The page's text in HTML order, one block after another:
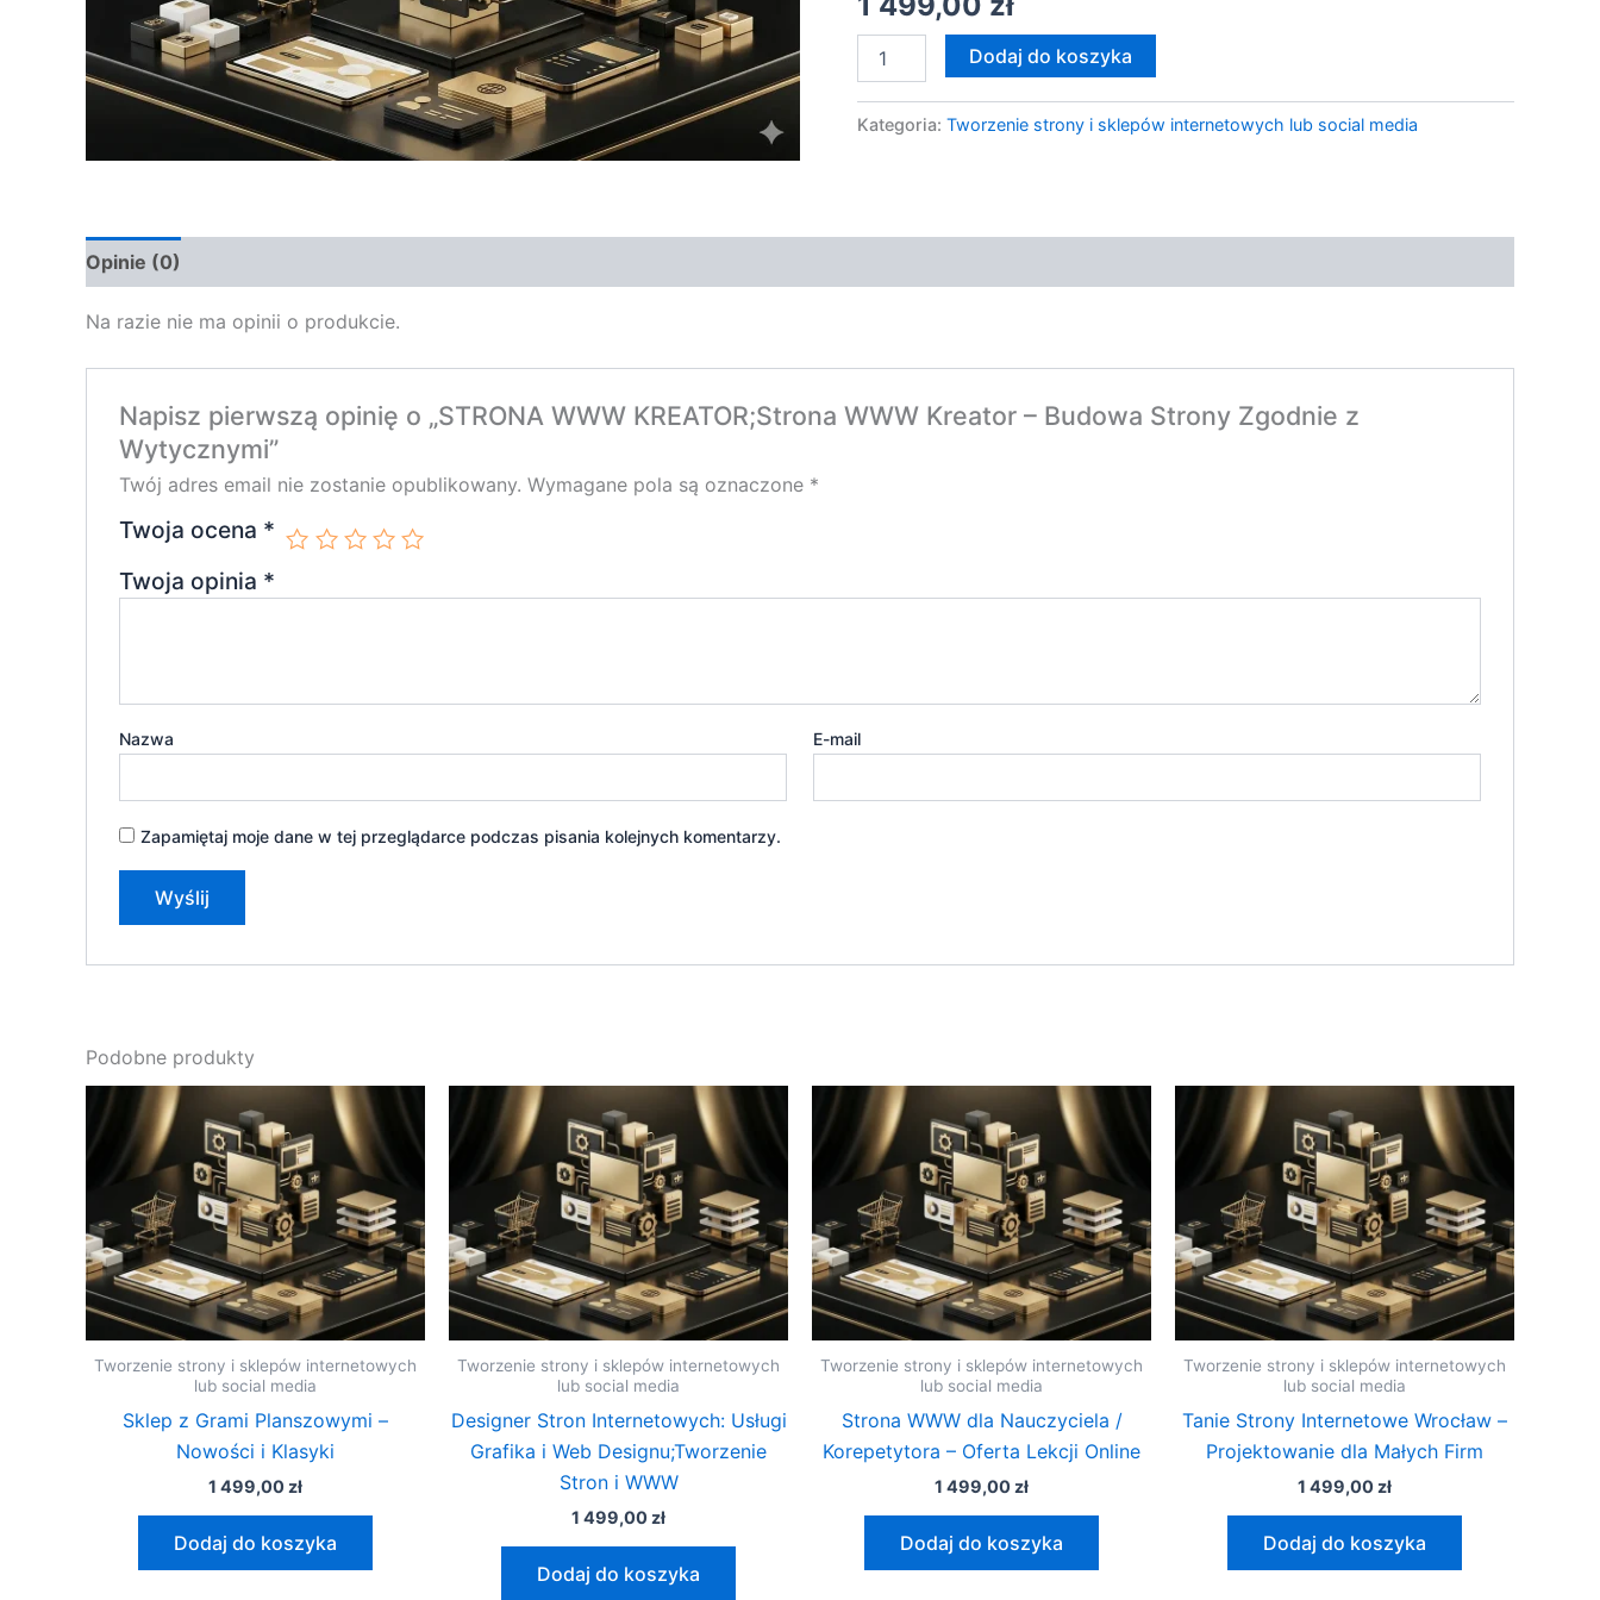
z
Dodaj do koszyka
Kategoria: Tworzenie strony i sklepów internetowych lub social media
Opinie (0)
Na razie nie ma opinii o produkcie.
Napisz pierwszą opinię o „STRONA WWW KREATOR;Strona WWW Kreator – Budowa Strony Zgodnie z
Wytycznymi”
Twój adres email nie zostanie opublikowany. Wymagane pola są oznaczone *
Twoja ocena *
Twoja opinia *
Nazwa E-mail
Zapamiętaj moje dane w tej przeglądarce podczas pisania kolejnych komentarzy.
Podobne produkty
Tworzenie strony i sklepów internetowych
lub social media
Sklep z Grami Planszowymi –
Nowości i Klasyki
1 499,00 zł
Dodaj do koszyka
Tworzenie strony i sklepów internetowych
lub social media
Designer Stron Internetowych: Usługi
Grafika i Web Designu;Tworzenie
Stron i WWW
1 499,00 zł
Dodaj do koszyka
Tworzenie strony i sklepów internetowych
lub social media
Strona WWW dla Nauczyciela /
Korepetytora – Oferta Lekcji Online
1 499,00 zł
Dodaj do koszyka
Tworzenie strony i sklepów internetowych
lub social media
Tanie Strony Internetowe Wrocław –
Projektowanie dla Małych Firm
1 499,00 zł
Dodaj do koszyka